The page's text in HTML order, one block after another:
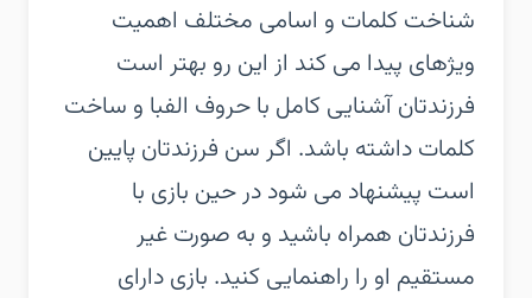
شناخت کلمات و اسامی مختلف اهمیت
ویژهای پیدا می کند از این رو بهتر است
فرزندتان آشنایی کامل با حروف الفبا و ساخت
کلمات داشته باشد. اگر سن فرزندتان پایین
است پیشنهاد می شود در حین بازی با
فرزندتان همراه باشید و به صورت غیر
مستقیم او را راهنمایی کنید. بازی دارای